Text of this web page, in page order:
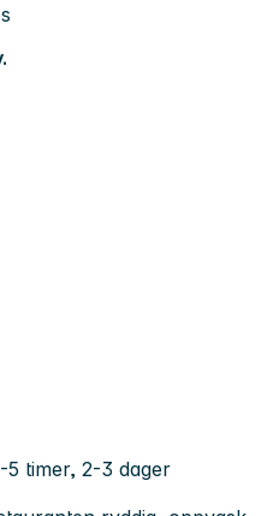
timer, 2-3 dager